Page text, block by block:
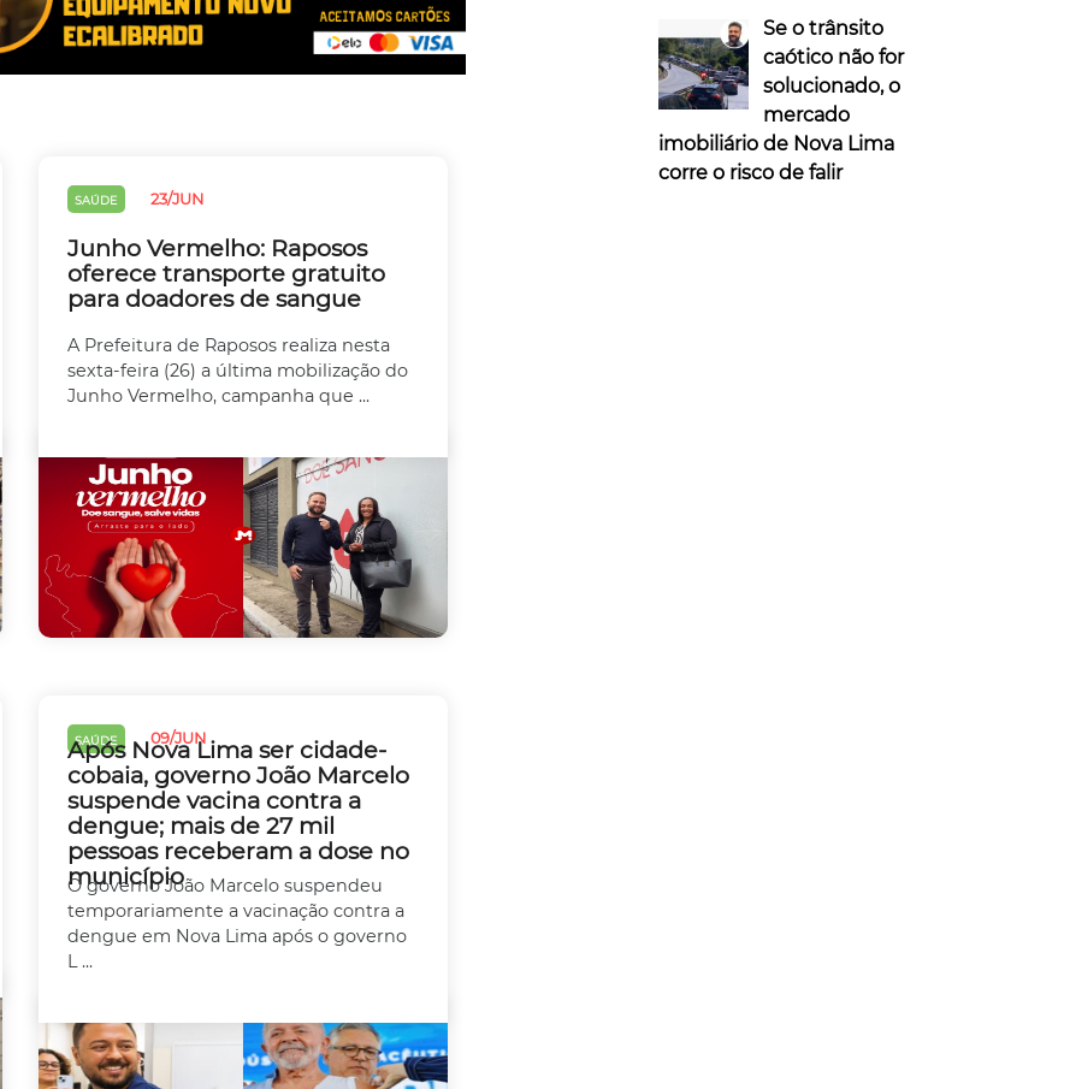
SAÚDE 23/JUN
Junho Vermelho: Raposos
oferece transporte gratuito
para doadores de sangue
A Prefeitura de Raposos realiza nesta
sexta-feira (26) a última mobilização do
Junho Vermelho, campanha que ...
SAÚDE 09/JUN
Após Nova Lima ser cidade-
cobaia, governo João Marcelo
suspende vacina contra a
dengue; mais de 27 mil
pessoas receberam a dose no
município
O governo João Marcelo suspendeu
temporariamente a vacinação contra a
dengue em Nova Lima após o governo
L ...
Se o trânsito
caótico não for
solucionado, o
mercado
imobiliário de Nova Lima
corre o risco de falir